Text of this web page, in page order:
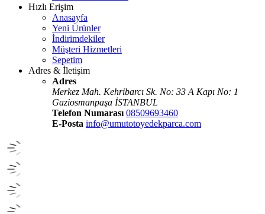
Hızlı Erişim
Anasayfa
Yeni Ürünler
İndirimdekiler
Müşteri Hizmetleri
Sepetim
Adres & İletişim
Adres
Merkez Mah. Kehribarcı Sk. No: 33 A Kapı No: 1
Gaziosmanpaşa İSTANBUL
Telefon Numarası 08509693460
E-Posta info@umutotoyedekparca.com